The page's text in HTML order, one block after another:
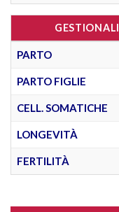
GESTIONALI
PARTO
PARTO FIGLIE
CELL. SOMATICHE
LONGEVITÀ
FERTILITÀ